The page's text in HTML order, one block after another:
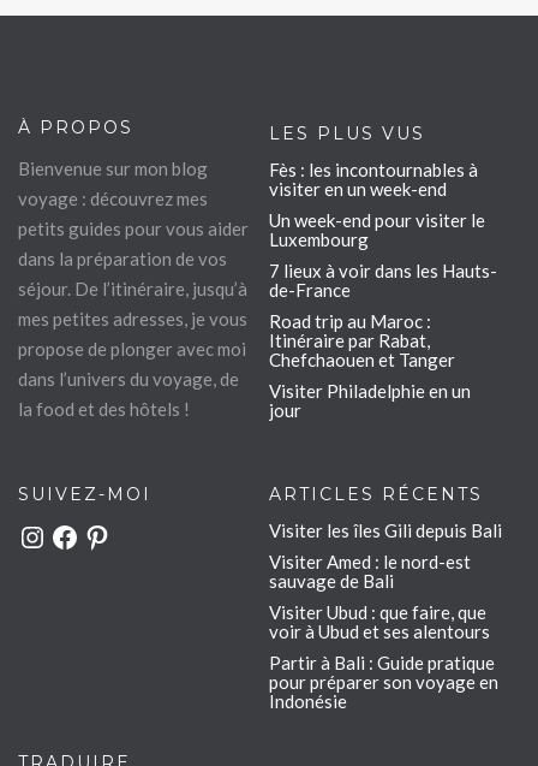
À PROPOS
Bienvenue sur mon blog
voyage : découvrez mes
petits guides pour vous aider
dans la préparation de vos
séjour. De l’itinéraire, jusqu’à
mes petites adresses, je vous
propose de plonger avec moi
dans l’univers du voyage, de
la food et des hôtels !
LES PLUS VUS
Fès : les incontournables à
visiter en un week-end
Un week-end pour visiter le
Luxembourg
7 lieux à voir dans les Hauts-
de-France
Road trip au Maroc :
Itinéraire par Rabat,
Chefchaouen et Tanger
Visiter Philadelphie en un
jour
SUIVEZ-MOI
Instagram
FacebookPinterest
ARTICLES RÉCENTS
Visiter les îles Gili depuis Bali
Visiter Amed : le nord-est
sauvage de Bali
Visiter Ubud : que faire, que
voir à Ubud et ses alentours
Partir à Bali : Guide pratique
pour préparer son voyage en
Indonésie